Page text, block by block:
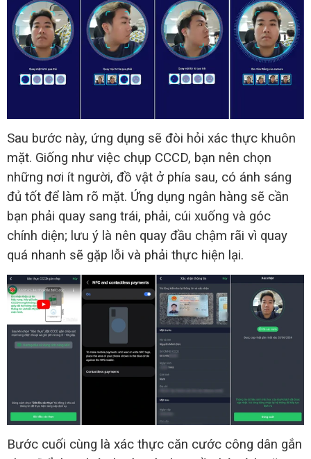
Sau bước này, ứng dụng sẽ đòi hỏi xác thực khuôn
mặt. Giống như việc chụp CCCD, bạn nên chọn
những nơi ít người, đồ vật ở phía sau, có ánh sáng
đủ tốt để làm rõ mặt. Ứng dụng ngân hàng sẽ cần
bạn phải quay sang trái, phải, cúi xuống và góc
chính diện; lưu ý là nên quay đầu chậm rãi vì quay
quá nhanh sẽ gặp lỗi và phải thực hiện lại.
Bước cuối cùng là xác thực căn cước công dân gắn